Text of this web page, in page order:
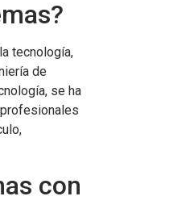
tecnología,
de
se ha
con